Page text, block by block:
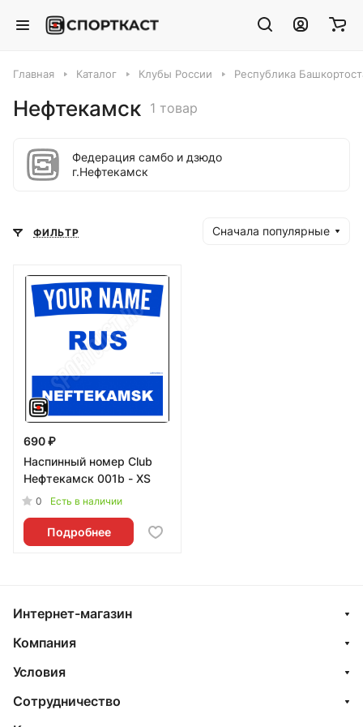
Главная Каталог Клубы России Республика
Нефтекамск 1 товар
Федерация самбо и дзюдо
г.Нефтекамск
ФИЛЬТР Сначала популярные
690 ₽
Наспинный номер Club
Нефтекамск 001b - XS
0 Есть в наличии
Подробнее
Интернет-магазин
Компания
Условия
Сотрудничество